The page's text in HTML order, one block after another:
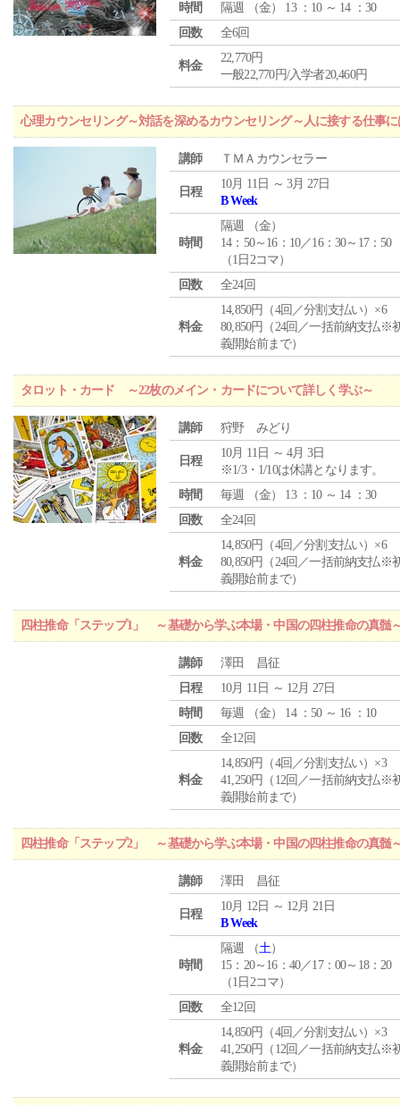
時間
隔週 （金） 13 ：10 ～ 14 ：30
回数
全6回
料金
22,770円
一般22,770円/入学者20,460円
心理カウンセリング～対話を深めるカウンセリング～人に接する仕事
講師 ＴＭＡカウンセラー
日程
10月 11日 ～ 3月 27日
B Week
時間
隔週 （金）
14：50～16：10／16：30～17：50
（1日2コマ）
回数
全24回
料金
14,850円（4回／分割支払い）×6
80,850円（24回／一括前納支払※
義開始前まで）
タロット・カード ～22枚のメイン・カードについて詳しく学ぶ～
講師 狩野 みどり
日程
10月 11日 ～ 4月 3日
※1/3・1/10は休講となります。
時間
毎週 （金） 13 ：10 ～ 14 ：30
回数
全24回
料金
14,850円（4回／分割支払い）×6
80,850円（24回／一括前納支払※
義開始前まで）
四柱推命「ステップ1」 ～基礎から学ぶ本場・中国の四柱推命の真髄
講師
澤田 昌征
日程
10月 11日 ～ 12月 27日
時間
毎週 （金） 14 ：50 ～ 16 ：10
回数
全12回
料金
14,850円（4回／分割支払い）×3
41,250円（12回／一括前納支払※
義開始前まで）
四柱推命「ステップ2」 ～基礎から学ぶ本場・中国の四柱推命の真髄
講師 澤田 昌征
日程
10月 12日 ～ 12月 21日
B Week
時間
隔週 （土）
15：20～16：40／17：00～18：20
（1日2コマ）
回数
全12回
料金
14,850円（4回／分割支払い）×3
41,250円（12回／一括前納支払※
義開始前まで）